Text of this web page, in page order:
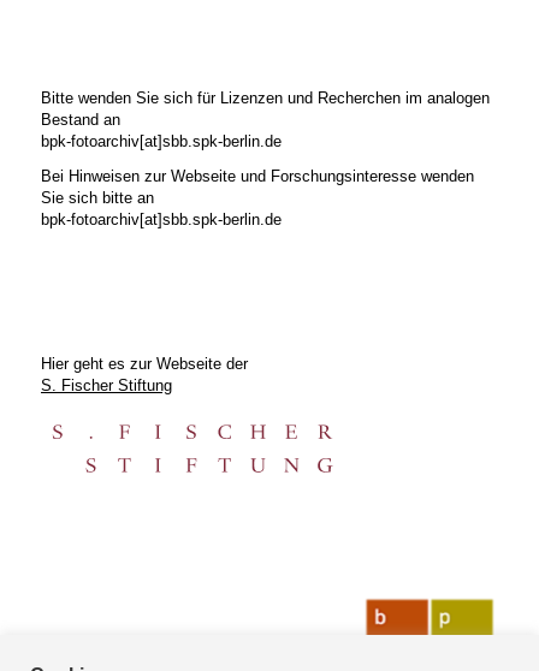
Bitte wenden Sie sich für Lizenzen und Recherchen im analogen
Bestand an
bpk-fotoarchiv[at]sbb.spk-berlin.de
Bei Hinweisen zur Webseite und Forschungsinteresse wenden
Sie sich bitte an
bpk-fotoarchiv[at]sbb.spk-berlin.de
Hier geht es zur Webseite der
S. Fischer Stiftung